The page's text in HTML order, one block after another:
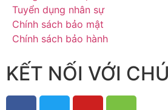
Tuyển dụng nhân sự
Chính sách bảo mật
Chính sách bảo hành
KẾT NỐI VỚI